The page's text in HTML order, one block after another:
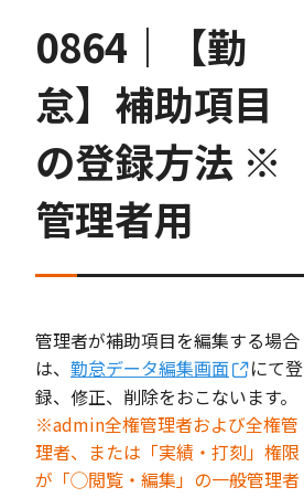
0864｜【勤
怠】補助項目
の登録方法 ※
管理者用
管理者が補助項目を編集する場合
は、 勤怠データ編集画面
にて登
録、修正、削除をおこないます。
※admin全権管理者および全権管
理者、または「実績・打刻」権限
が「◯閲覧・編集」の一般管理者